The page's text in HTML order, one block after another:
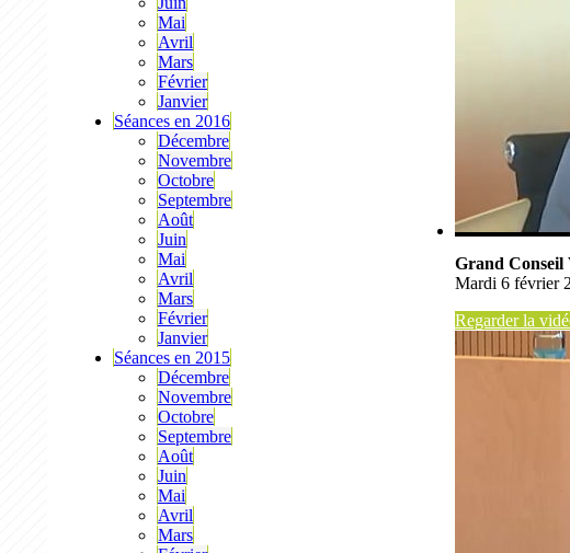
Mai
Avril
Mars
Février
Janvier
Séances en 2016
Décembre
Novembre
Octobre
Septembre
Août
Juin
Mai
Avril
Mars
Février
Janvier
Séances en 2015
Décembre
Novembre
Octobre
Septembre
Août
Juin
Mai
Avril
Mars
Grand Conseil
Mardi 6 février
Regarder la